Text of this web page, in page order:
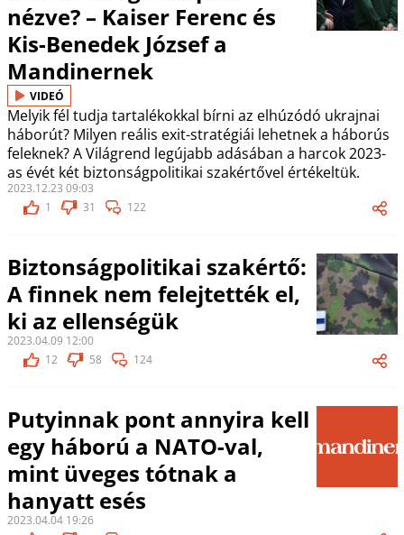
nézve? – Kaiser Ferenc és
Kis-Benedek József a
Mandinernek
VIDEÓ
Melyik fél tudja tartalékokkal bírni az elhúzódó ukrajnai
háborút? Milyen reális exit-stratégiái lehetnek a háborús
feleknek? A Világrend legújabb adásában a harcok 2023-
as évét két biztonságpolitikai szakértővel értékeltük.
2023.12.23 09:03
1
31 122
Biztonságpolitikai szakértő:
A finnek nem felejtették el,
ki az ellenségük
2023.04.09 12:00
12
58 124
Putyinnak pont annyira kell
egy háború a NATO-val,
mint üveges tótnak a
hanyatt esés
2023.04.04 19:26